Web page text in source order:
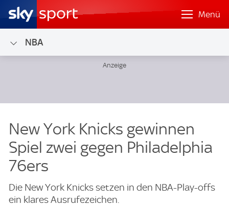
Menü
NBA
New York Knicks gewinnen
Spiel zwei gegen Philadelphia
76ers
Die New York Knicks setzen in den NBA-Play-offs
ein klares Ausrufezeichen.